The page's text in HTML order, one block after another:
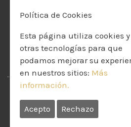
Relojes
Tendencias
Política de Cookies
Esta página utiliza cookies y
otras tecnologías para que
podamos mejorar su
en nuestros sitios: Más
información.
Acepto Rechazo